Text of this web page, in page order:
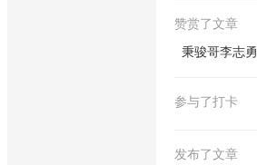
赞赏了文章
秉骏哥李志勇
参与了打卡
发布了文章